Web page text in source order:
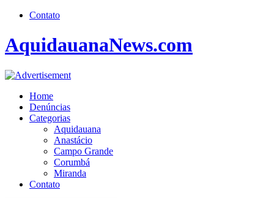
Contato
AquidauanaNews.com
Home
Denúncias
Categorias
Aquidauana
Anastácio
Campo Grande
Corumbá
Miranda
Contato